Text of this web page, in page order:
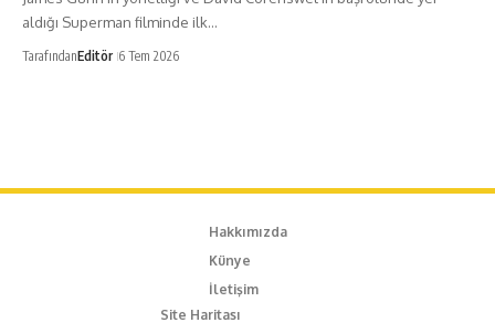
aldığı Superman filminde ilk…
TarafındanEditör 6 Tem 2026
Hakkımızda
Künye
İletişim
Site Haritası